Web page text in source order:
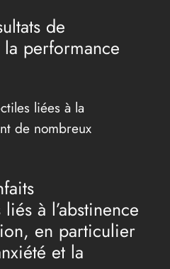
de
la performance
liées à la
de nombreux
à l’abstinence
en particulier
et la